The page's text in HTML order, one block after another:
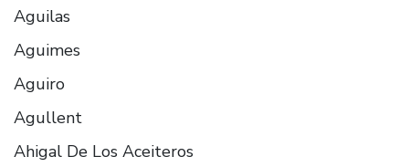
Aguilas
Aguimes
Aguiro
Agullent
Ahigal De Los Aceiteros